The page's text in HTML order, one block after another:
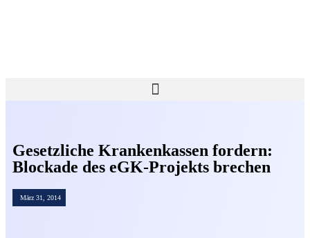
Gesetzliche Krankenkassen fordern:
Blockade des eGK-Projekts brechen
März 31, 2014